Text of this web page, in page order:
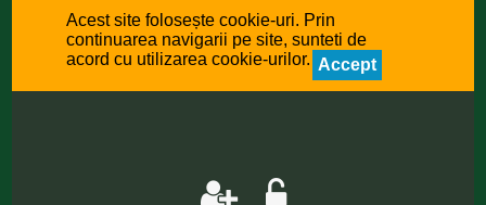
Acest site folosește cookie-uri. Prin
continuarea navigarii pe site, sunteti de
acord cu utilizarea cookie-urilor. Accept